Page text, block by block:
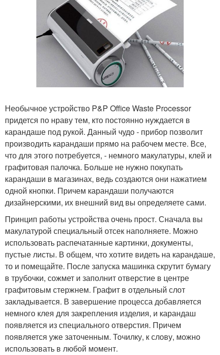
Необычное устройство P&P Office Waste Processor
придется по нраву тем, кто постоянно нуждается в
карандаше под рукой. Данный чудо - прибор позволит
производить карандаши прямо на рабочем месте. Все,
что для этого потребуется, - немного макулатуры, клей и
графитовая палочка. Больше не нужно покупать
карандаши в магазинах, ведь создаются они нажатием
одной кнопки. Причем карандаши получаются
дизайнерскими, их внешний вид вы определяете сами.
Принцип работы устройства очень прост. Сначала вы
макулатурой специальный отсек наполняете. Можно
использовать распечатанные картинки, документы,
пустые листы. В общем, что хотите видеть на карандаше,
то и помещайте. После запуска машинка скрутит бумагу
в трубочки, сожмет и заполнит отверстие в центре
графитовым стержнем. Графит в отдельный слот
закладывается. В завершение процесса добавляется
немного клея для закрепления изделия, и карандаш
появляется из специального отверстия. Причем
появляется уже заточенным. Точилку, к слову, можно
использовать в любой момент.